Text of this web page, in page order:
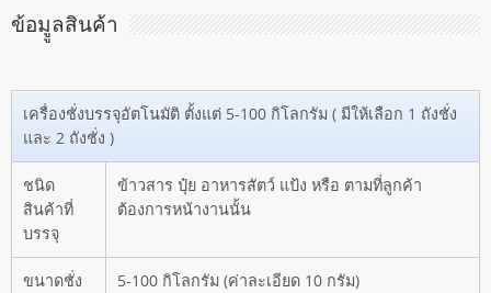
ข้อมููลสินค้า
เครื่องชั่งบรรจุอัตโนมัติ ตั้งแต่ 5-100 กิโลกรัม ( มีให้เลือก 1 ถังชั่ง
และ 2 ถังชั่ง )
ชนิด
สินค้าที่
บรรจุ
ข้าวสาร ปุ๋ย อาหารสัตว์ แป้ง หรือ ตามที่ลูกค้า
ต้องการหน้างานนั้น
ขนาดชั่ง
5-100 กิโลกรัม (ค่าละเอียด 10 กรัม)